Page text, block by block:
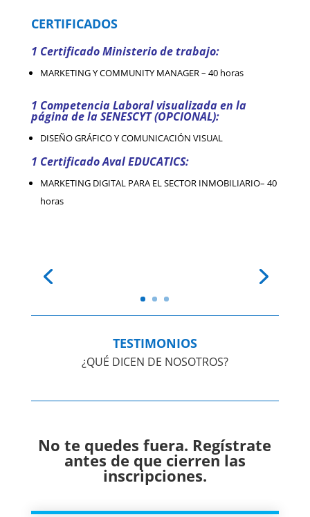
CERTIFICADOS
1 Certificado Ministerio de trabajo:
MARKETING Y COMMUNITY MANAGER – 40 horas
1 Competencia Laboral visualizada en la
página de la SENESCYT (OPCIONAL):
DISEÑO GRÁFICO Y COMUNICACIÓN VISUAL
1 Certificado Aval EDUCATICS:
MARKETING DIGITAL PARA EL SECTOR INMOBILIARIO– 40
horas
TESTIMONIOS
¿QUÉ DICEN DE NOSOTROS?
No te quedes fuera. Regístrate
antes de que cierren las
inscripciones.